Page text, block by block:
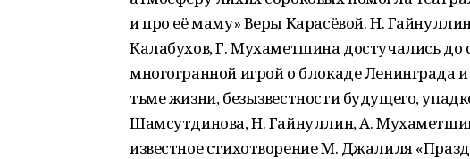
и про её маму» Веры Карасёвой. Н.
Калабухов, Г. Мухаметшина достучались до
многогранной игрой о блокаде Ленинграда
тьме жизни, безызвестности будущего,
Шамсутдинова, Н. Гайнуллин, А.
известное стихотворение М. Джалиля